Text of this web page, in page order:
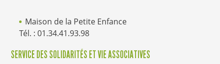
Maison de la Petite Enfance
Tél. : 01.34.41.93.98
SERVICE DES SOLIDARITÉS ET VIE ASSOCIATIVES